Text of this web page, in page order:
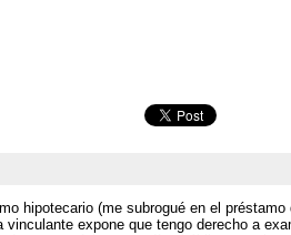
hipotecario (me subrogué en el
expone que tengo derecho a